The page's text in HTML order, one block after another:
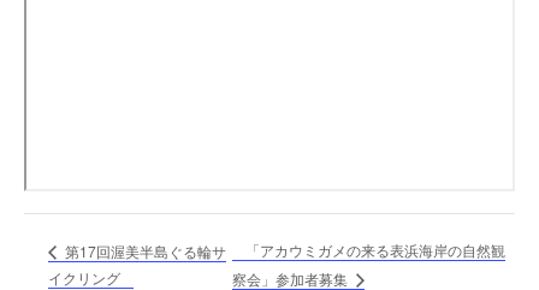
第17回渥美半島ぐる輪サ
イクリング
「アカウミガメの来る表浜海岸の自然観
察会」参加者募集